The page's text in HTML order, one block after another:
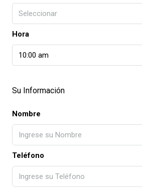
Seleccionar
Hora
10:00 am
Su Información
Nombre
Teléfono